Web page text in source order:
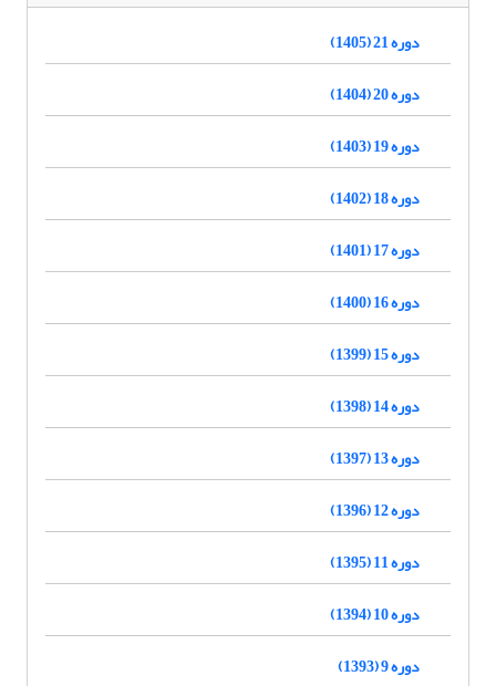
دوره 21 (1405)
دوره 20 (1404)
دوره 19 (1403)
دوره 18 (1402)
دوره 17 (1401)
دوره 16 (1400)
دوره 15 (1399)
دوره 14 (1398)
دوره 13 (1397)
دوره 12 (1396)
دوره 11 (1395)
دوره 10 (1394)
دوره 9 (1393)